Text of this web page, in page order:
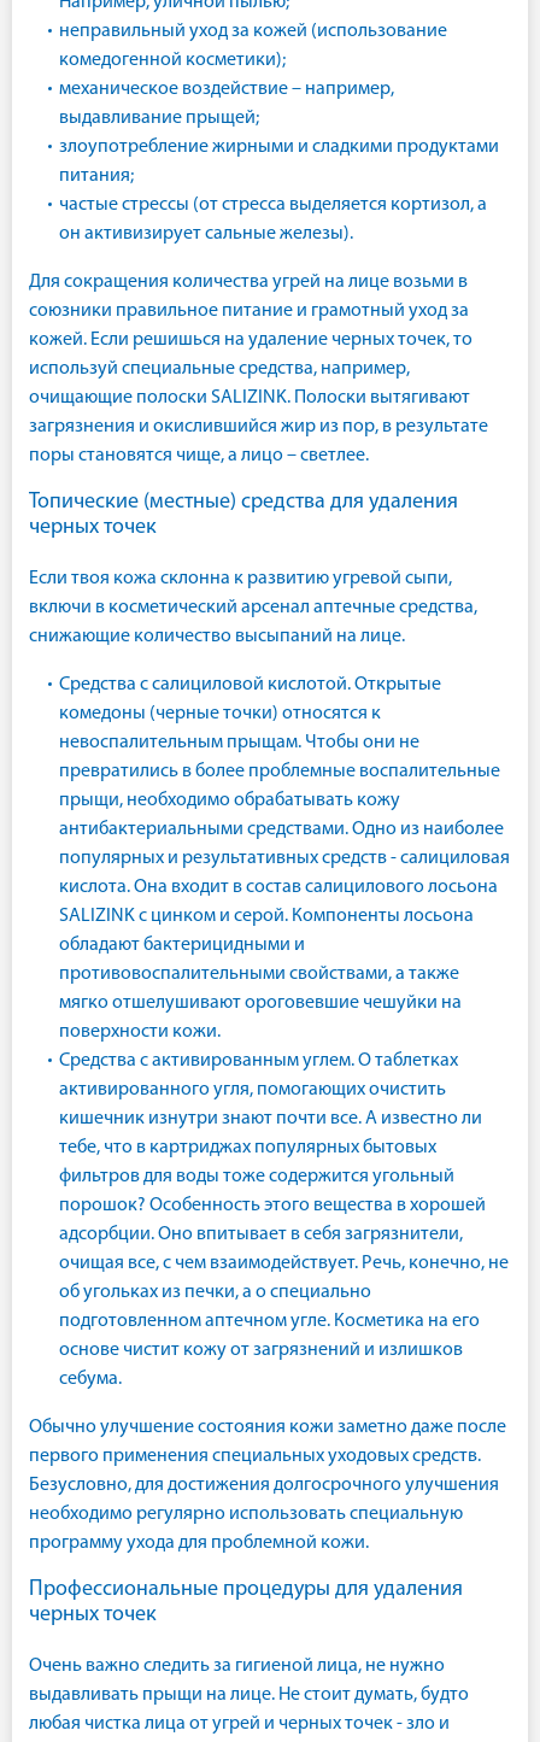
неправильный уход за кожей (использование
комедогенной косметики);
механическое воздействие – например,
выдавливание прыщей;
злоупотребление жирными и сладкими продуктами
питания;
частые стрессы (от стресса выделяется кортизол, а
он активизирует сальные железы).
Для сокращения количества угрей на лице возьми в
союзники правильное питание и грамотный уход за
кожей. Если решишься на удаление черных точек, то
используй специальные средства, например,
очищающие полоски SALIZINK. Полоски вытягивают
загрязнения и окислившийся жир из пор, в результате
поры становятся чище, а лицо – светлее.
Топические (местные) средства для удаления
черных точек
Если твоя кожа склонна к развитию угревой сыпи,
включи в косметический арсенал аптечные средства,
снижающие количество высыпаний на лице.
Средства с салициловой кислотой. Открытые
комедоны (черные точки) относятся к
невоспалительным прыщам. Чтобы они не
превратились в более проблемные воспалительные
прыщи, необходимо обрабатывать кожу
антибактериальными средствами. Одно из наиболее
популярных и результативных средств - салициловая
кислота. Она входит в состав салицилового лосьона
SALIZINK с цинком и серой. Компоненты лосьона
обладают бактерицидными и
противовоспалительными свойствами, а также
мягко отшелушивают ороговевшие чешуйки на
поверхности кожи.
Средства с активированным углем. О таблетках
активированного угля, помогающих очистить
кишечник изнутри знают почти все. А известно ли
тебе, что в картриджах популярных бытовых
фильтров для воды тоже содержится угольный
порошок? Особенность этого вещества в хорошей
адсорбции. Оно впитывает в себя загрязнители,
очищая все, с чем взаимодействует. Речь, конечно, не
об угольках из печки, а о специально
подготовленном аптечном угле. Косметика на его
основе чистит кожу от загрязнений и излишков
себума.
Обычно улучшение состояния кожи заметно даже после
первого применения специальных уходовых средств.
Безусловно, для достижения долгосрочного улучшения
необходимо регулярно использовать специальную
программу ухода для проблемной кожи.
Профессиональные процедуры для удаления
черных точек
Очень важно следить за гигиеной лица, не нужно
выдавливать прыщи на лице. Не стоит думать, будто
любая чистка лица от угрей и черных точек - зло и